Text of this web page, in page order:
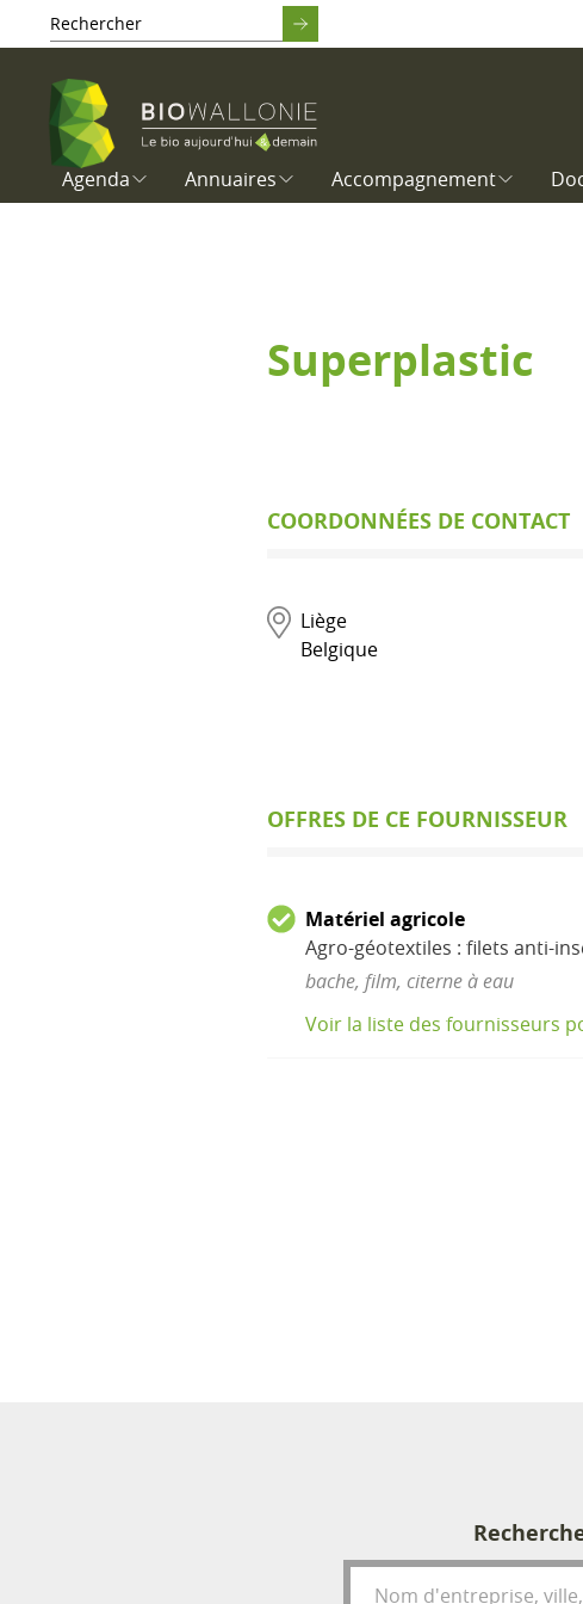
Agenda Annuaires Accompagnement
Superplastic
COORDONNÉES DE CONTACT
Liège
Belgique
OFFRES DE CE FOURNISSEUR
Matériel agricole
Agro-géotextiles : filets anti-
bache, film, citerne à eau
Voir la liste des fournisseurs